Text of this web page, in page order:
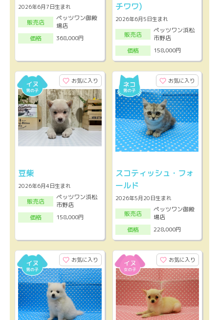
2026年6月7日生まれ
販売店
ペッツワン御殿
場店
価格
368,000円
チワワ)
2026年6月5日生まれ
販売店
ペッツワン浜松
市野店
価格
158,000円
お気に入り
豆柴
2026年6月4日生まれ
販売店
ペッツワン浜松
市野店
価格
158,000円
お気に入り
スコティッシュ・フォ
ールド
2026年5月20日生まれ
販売店
ペッツワン御殿
場店
価格
228,000円
お気に入り お気に入り